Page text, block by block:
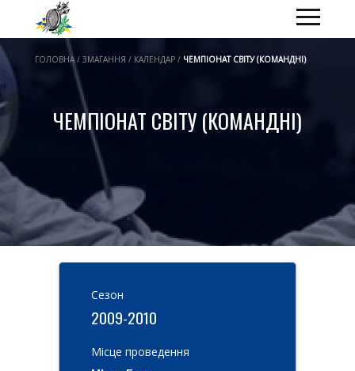
ГОЛОВНА / ЗМАГАННЯ / КАЛЕНДАР / ЧЕМПІОНАТ СВІТУ (КОМАНДНІ)
ЧЕМПІОНАТ СВІТУ (КОМАНДНІ)
Cезон
2009-2010
Місце проведення